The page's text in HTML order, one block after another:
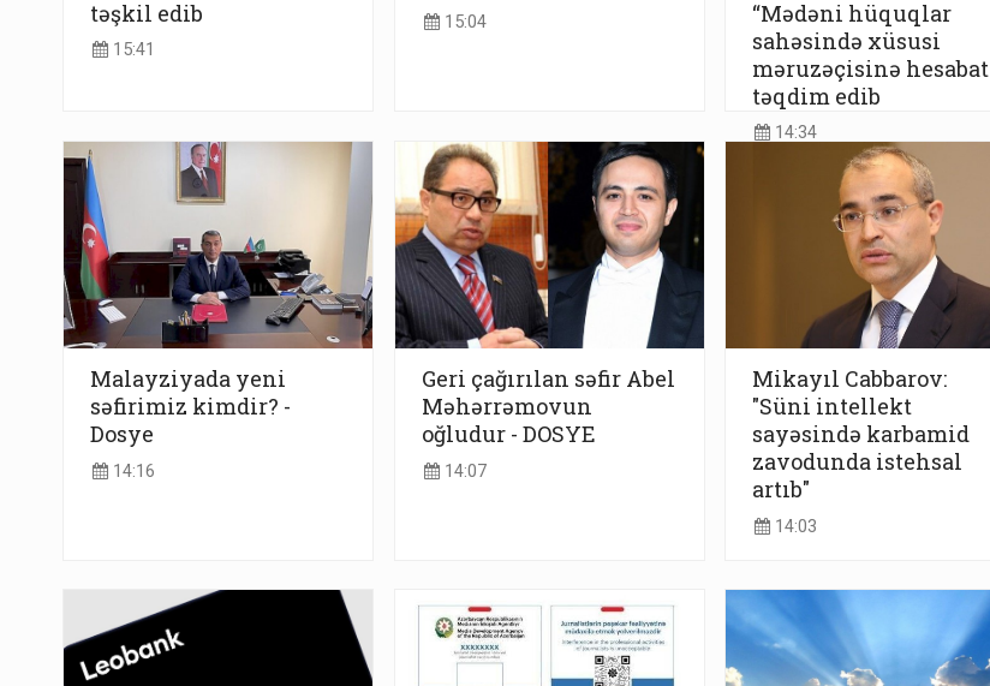
təşkil edib
15:41
15:04
“Mədəni hüquqlar
sahəsində xüsusi
məruzəçisinə hesabat
təqdim edib
14:34
Malayziyada yeni
səfirimiz kimdir? -
Dosye
14:16
Geri çağırılan səfir Abel
Məhərrəmovun
oğludur - DOSYE
14:07
Mikayıl Cabbarov:
"Süni intellekt
sayəsində karbamid
zavodunda istehsal
artıb"
14:03